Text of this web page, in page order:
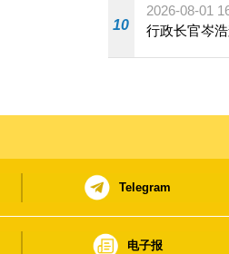
10
2026-08-01
行政长官岑
Telegram
电子报